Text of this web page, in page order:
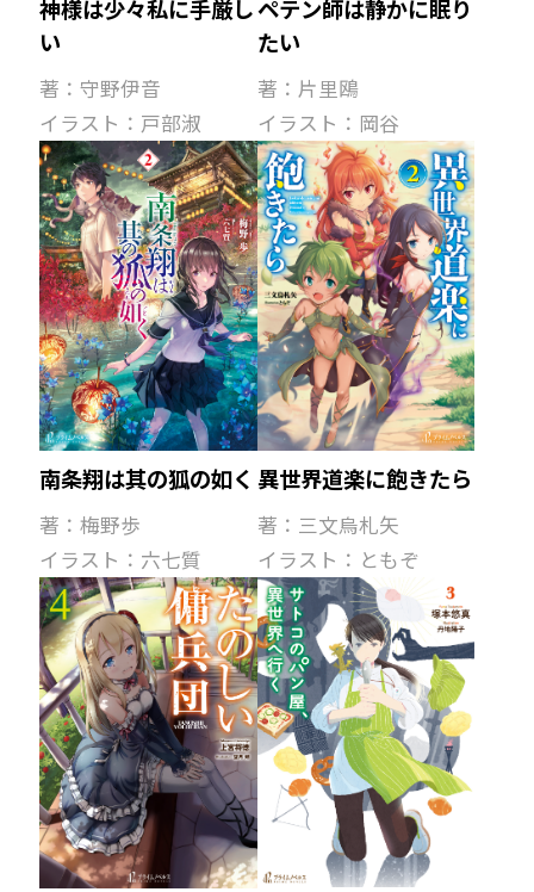
神様は少々私に手厳し
い
著：守野伊音
イラスト：戸部淑
ペテン師は静かに眠り
たい
著：片里鴎
イラスト：岡谷
南条翔は其の狐の如く
著：梅野歩
イラスト：六七質
異世界道楽に飽きたら
著：三文烏札矢
イラスト：ともぞ